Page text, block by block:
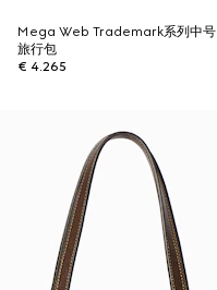
Mega Web Trademark系列中号
旅行包
€ 4.265